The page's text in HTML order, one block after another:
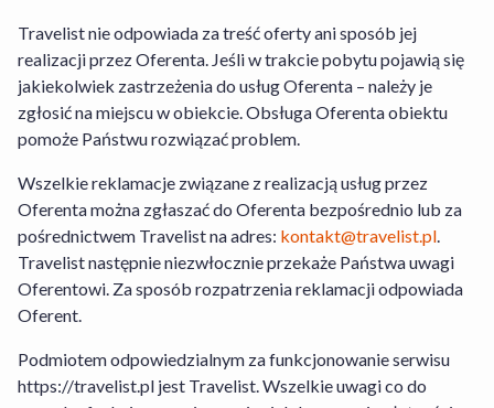
Regulamin Serwisu,Regulamin Travelist
Hotel+LotorazWarunki Rezygnacji
Usługi Hotel+Lot. Szczegółowe
informacje na temat sposobu
funkcjonowania serwisu znajdziesz w
W przypadku Usługi Hotel+Lot Travelist
działa jako agent Organizatora Turystyki.
Transport nie jest wliczony w cenę.
wpisana do Rejestru Przedsiębiorców
prowadzonego przez Sąd Rejonowy dla m.
Travelist nie odpowiada za treść oferty ani sposób jej
realizacji przez Oferenta. Jeśli w trakcie pobytu pojawią się
jakiekolwiek zastrzeżenia do usług Oferenta – należy je
zgłosić na miejscu w obiekcie. Obsługa Oferenta obiektu
pomoże Państwu rozwiązać problem.
Wszelkie reklamacje związane z realizacją usług przez
Oferenta można zgłaszać do Oferenta bezpośrednio lub za
pośrednictwem Travelist na adres: kontakt@travelist.pl.
Travelist następnie niezwłocznie przekaże Państwa uwagi
Oferentowi. Za sposób rozpatrzenia reklamacji odpowiada
Oferent.
Podmiotem odpowiedzialnym za funkcjonowanie serwisu
https://travelist.pl jest Travelist. Wszelkie uwagi co do